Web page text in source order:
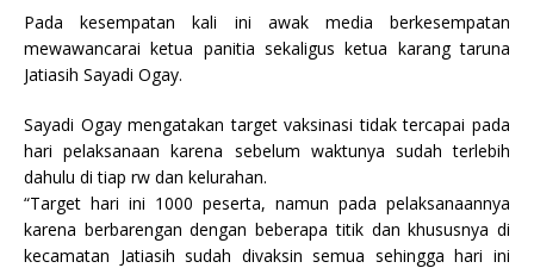
Pada kesempatan kali ini awak media berkesempatan
mewawancarai ketua panitia sekaligus ketua karang taruna
Jatiasih Sayadi Ogay.
Sayadi Ogay mengatakan target vaksinasi tidak tercapai pada
hari pelaksanaan karena sebelum waktunya sudah terlebih
dahulu di tiap rw dan kelurahan.
“Target hari ini 1000 peserta, namun pada pelaksanaannya
karena berbarengan dengan beberapa titik dan khususnya di
kecamatan Jatiasih sudah divaksin semua sehingga hari ini